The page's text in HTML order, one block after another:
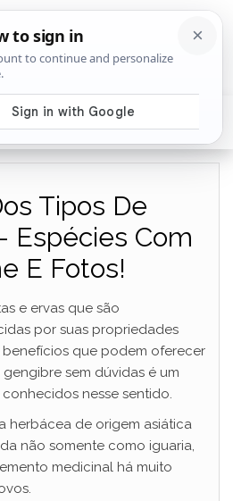
Tipos De
Espécies Com
E Fotos!
e ervas que são
por suas propriedades
que podem oferecer
gengibre sem dúvidas é um
nesse sentido.
herbácea de origem asiática
não somente como iguaria,
medicinal há muito